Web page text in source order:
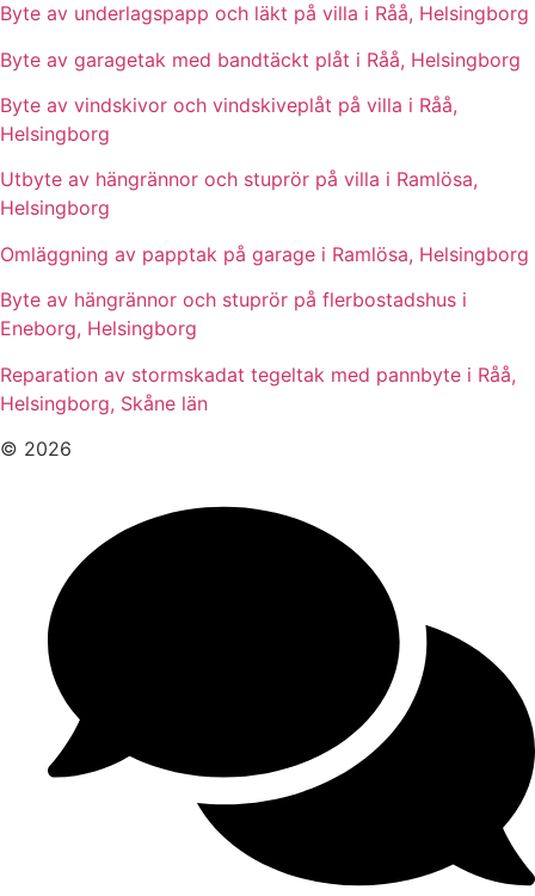
Byte av underlagspapp och läkt på villa i Råå, Helsingborg
Byte av garagetak med bandtäckt plåt i Råå, Helsingborg
Byte av vindskivor och vindskiveplåt på villa i Råå,
Helsingborg
Utbyte av hängrännor och stuprör på villa i Ramlösa,
Helsingborg
Omläggning av papptak på garage i Ramlösa, Helsingborg
Byte av hängrännor och stuprör på flerbostadshus i
Eneborg, Helsingborg
Reparation av stormskadat tegeltak med pannbyte i Råå,
Helsingborg, Skåne län
© 2026